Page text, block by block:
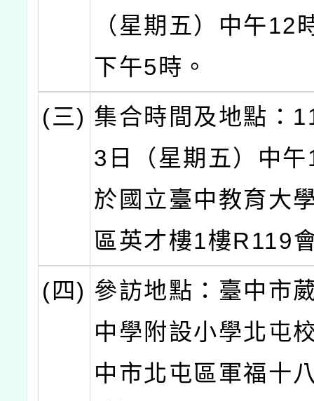
（星期五）中午12
下午5時。
(三) 集合時間及地點：
3日（星期五）中
於國立臺中教育大
區英才樓1樓R119
(四) 參訪地點：臺中市
中學附設小學北屯
中市北屯區軍福十